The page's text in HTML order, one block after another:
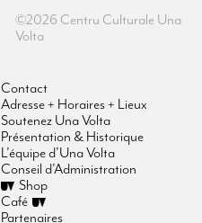
©2026 Centru Culturale Una
Volta
Contact
Adresse + Horaires + Lieux
Soutenez Una Volta
Présentation & Historique
L’équipe d’Una Volta
Conseil d’Administration
Shop
Café
Partenaires